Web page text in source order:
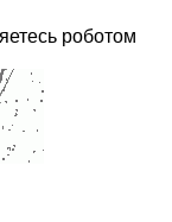
роботом